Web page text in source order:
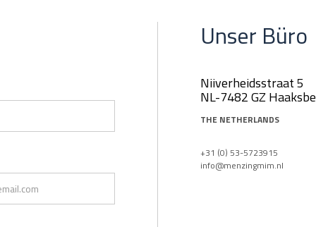
Unser Büro
Nijverheidsstraat 5
NL-7482 GZ
THE NETHERLANDS
+31 (0) 53-5723915
info@menzingmim.nl